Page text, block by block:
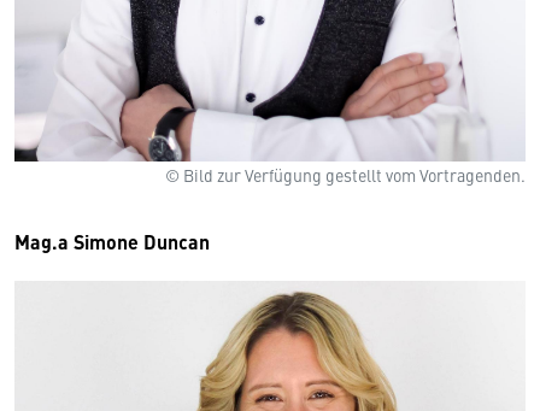
© Bild zur Verfügung gestellt vom Vortragenden.
Mag.a Simone Duncan